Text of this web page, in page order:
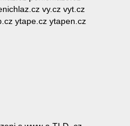
vy.cz vyt.cz
ytape.cz ytapen.cz